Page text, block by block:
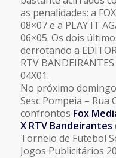
as penalidades: a
08×07 e a PLAY IT
06×05. Os dois
derrotando a
RTV
04X01.
No próximo
Sesc Pompeia – Rua
confrontos Fox
X RTV Bandeirantes
Torneio de Futebol
Jogos Publicitários